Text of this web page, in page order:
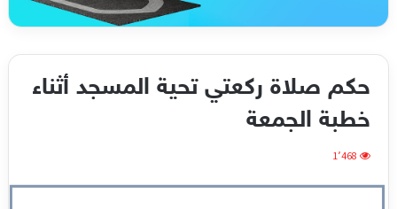
حكم صلاة ركعتي تحية المسجد أثناء
خطبة الجمعة
1٬468